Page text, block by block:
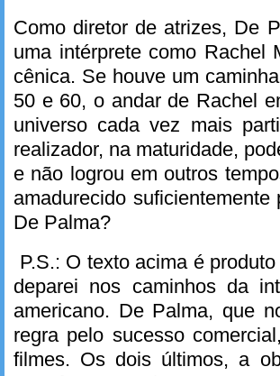
Como diretor de atrizes, De
uma intérprete como Rachel
cênica. Se houve um
50 e 60, o andar de Rachel
universo cada vez mais
realizador, na maturidade,
e não logrou em outros
amadurecido
De Palma?
P.S.: O texto acima é
deparei nos caminhos da
americano. De Palma, que
regra pelo sucesso
filmes. Os dois últimos, a